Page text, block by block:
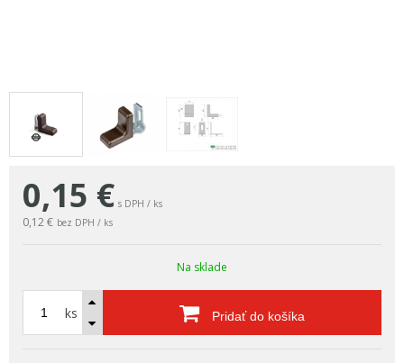
0,15 € s DPH / ks
0,12 € bez DPH / ks
Na sklade
ks Pridať do košíka